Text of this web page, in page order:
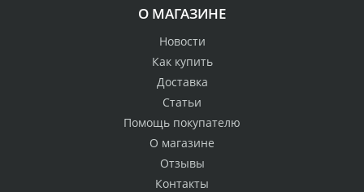
О МАГАЗИНЕ
Новости
Как купить
Доставка
Статьи
Помощь покупателю
О магазине
Отзывы
Контакты